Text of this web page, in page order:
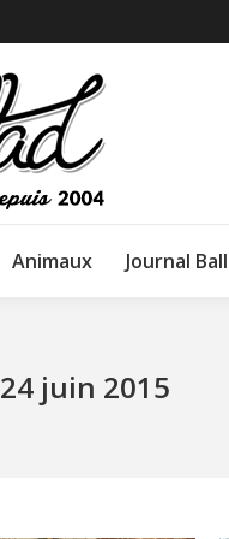
Animaux Journal
24 juin 2015